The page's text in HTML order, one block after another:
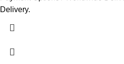
Delivery.